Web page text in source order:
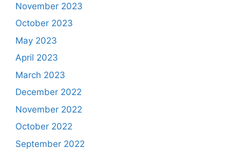
November 2023
October 2023
May 2023
April 2023
March 2023
December 2022
November 2022
October 2022
September 2022